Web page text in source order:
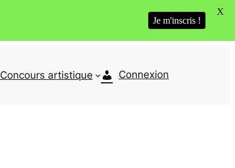
Concours artistique Connexion
Je m'inscris !
X